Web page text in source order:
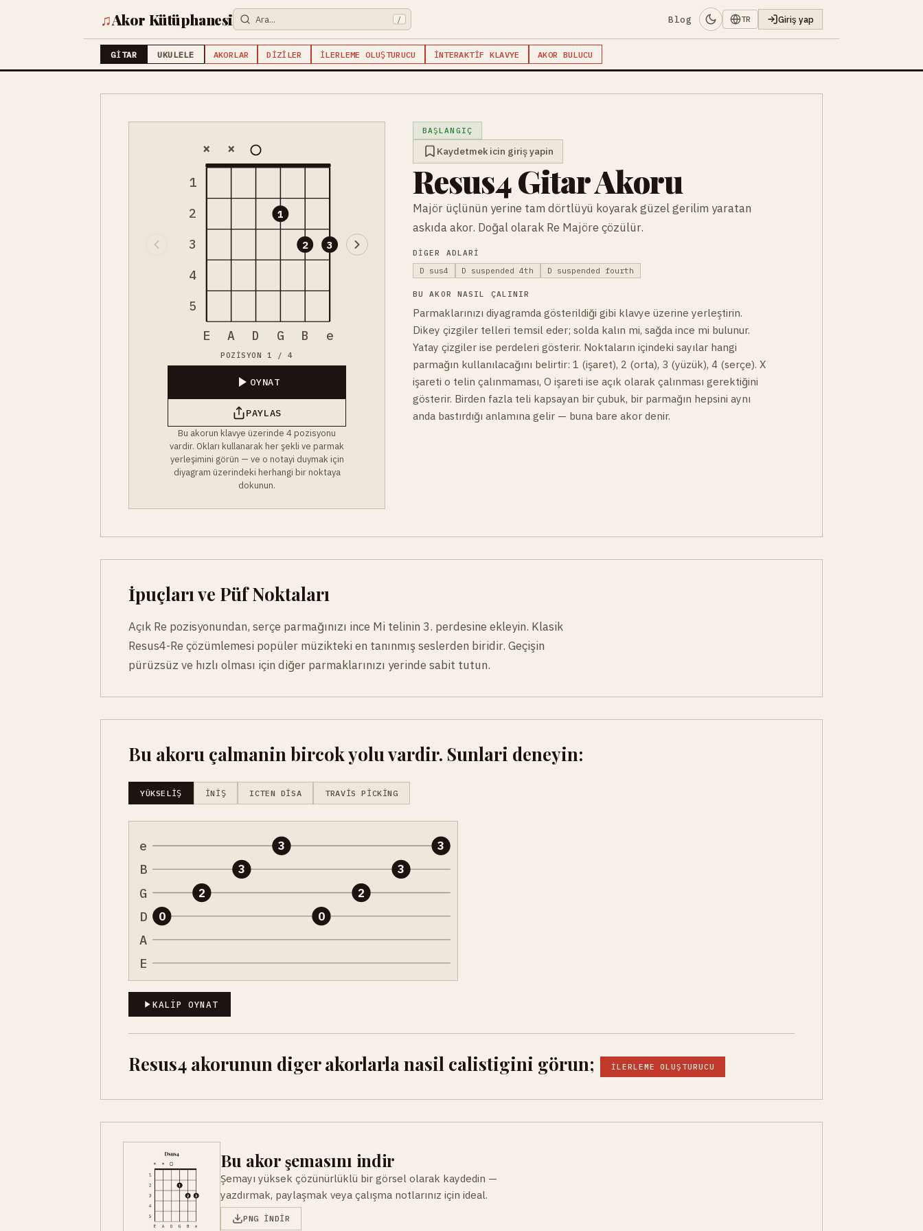
♫Akor Kütüphanesi / Blog TR Giriş yap
GITAR UKULELE AKORLAR DIZILER İLERLEME OLUŞTURUCU İNTERAKTIF KLAVYE AKOR BULUCU
1
2
3
4
5
× ×
1
2 3
E A D G B e
POZISYON 1 / 4
OYNAT
PAYLAS
Bu akorun klavye üzerinde 4 pozisyonu
vardir. Okları kullanarak her şekli ve parmak
yerleşimini görün — ve o notayi duymak için
diyagram üzerindeki herhangi bir noktaya
dokunun.
BAŞLANGIÇ
Kaydetmek icin giriş yapin
Resus4 Gitar Akoru
Majör üçlünün yerine tam dörtlüyü koyarak güzel gerilim yaratan
askıda akor. Doğal olarak Re Majöre çözülür.
DIGER ADLARI
D sus4
D suspended 4th D suspended fourth
BU AKOR NASIL ÇALINIR
Parmaklarınızı diyagramda gösterildiği gibi klavye üzerine yerleştirin.
Dikey çizgiler telleri temsil eder; solda kalın mi, sağda ince mi bulunur.
Yatay çizgiler ise perdeleri gösterir. Noktaların içindeki sayılar hangi
parmağın kullanılacağını belirtir: 1 (işaret), 2 (orta), 3 (yüzük), 4 (serçe). X
işareti o telin çalınmaması, O işareti ise açık olarak çalınması gerektiğini
gösterir. Birden fazla teli kapsayan bir çubuk, bir parmağın hepsini aynı
anda bastırdığı anlamına gelir — buna bare akor denir.
İpuçları ve Püf Noktaları
Açık Re pozisyonundan, serçe parmağınızı ince Mi telinin 3. perdesine ekleyin. Klasik
Resus4-Re çözümlemesi popüler müzikteki en tanınmış seslerden biridir. Geçişin
pürüzsüz ve hızlı olması için diğer parmaklarınızı yerinde sabit tutun.
Bu akoru çalmanin bircok yolu vardir. Sunlari deneyin:
YÜKSELIŞ İNIŞ ICTEN DISA TRAVIS PICKING
e
B
G
D
A
E
0
2
3
3
0
2
3
3
KALIP OYNAT
Resus4 akorunun diger akorlarla nasil calistigini görun; İLERLEME OLUŞTURUCU
Bu akor şemasını indir
Şemayı yüksek çözünürlüklü bir görsel olarak kaydedin —
yazdırmak, paylaşmak veya çalışma notlarınız için ideal.
PNG INDIR